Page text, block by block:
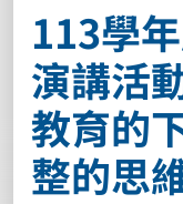
113學
演講活
教育的
整的思